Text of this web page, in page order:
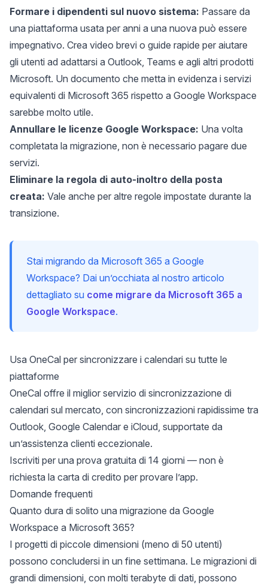
Formare i dipendenti sul nuovo sistema: Passare da
una piattaforma usata per anni a una nuova può essere
impegnativo. Crea video brevi o guide rapide per aiutare
gli utenti ad adattarsi a Outlook, Teams e agli altri prodotti
Microsoft. Un documento che metta in evidenza i servizi
equivalenti di Microsoft 365 rispetto a Google Workspace
sarebbe molto utile.
Annullare le licenze Google Workspace: Una volta
completata la migrazione, non è necessario pagare due
servizi.
Eliminare la regola di auto-inoltro della posta
creata: Vale anche per altre regole impostate durante la
transizione.
Stai migrando da Microsoft 365 a Google
Workspace? Dai un’occhiata al nostro articolo
dettagliato su come migrare da Microsoft 365 a
Google Workspace.
Usa OneCal per sincronizzare i calendari su tutte le
piattaforme
OneCal offre il miglior servizio di sincronizzazione di
calendari sul mercato, con sincronizzazioni rapidissime tra
Outlook, Google Calendar e iCloud, supportate da
un’assistenza clienti eccezionale.
Iscriviti per una prova gratuita di 14 giorni — non è
richiesta la carta di credito per provare l’app.
Domande frequenti
Quanto dura di solito una migrazione da Google
Workspace a Microsoft 365?
I progetti di piccole dimensioni (meno di 50 utenti)
possono concludersi in un fine settimana. Le migrazioni di
grandi dimensioni, con molti terabyte di dati, possono